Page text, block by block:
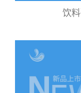
饮